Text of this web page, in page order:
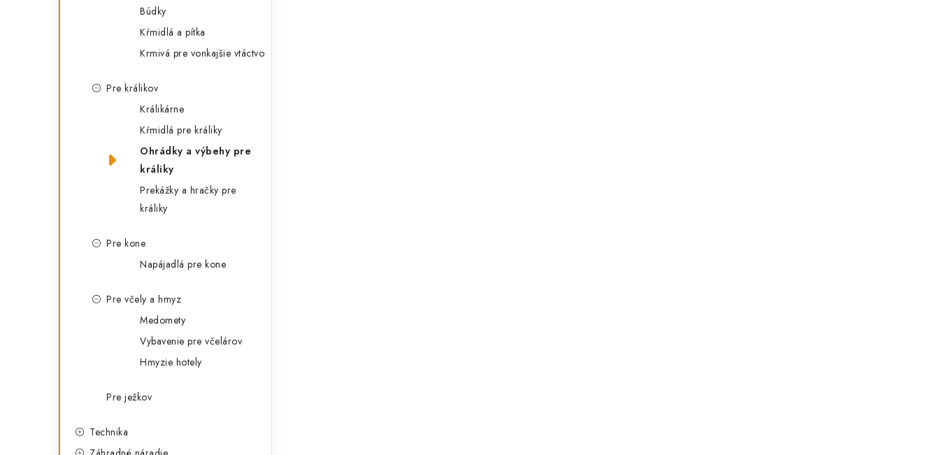
Búdky
Kŕmidlá a pítka
Krmivá pre vonkajšie vtáctvo
Pre králikov
Králikárne
Kŕmidlá pre králiky
Ohrádky a výbehy pre
králiky
Prekážky a hračky pre
králiky
Pre kone
Napájadlá pre kone
Pre včely a hmyz
Medomety
Vybavenie pre včelárov
Hmyzie hotely
Pre ježkov
Technika